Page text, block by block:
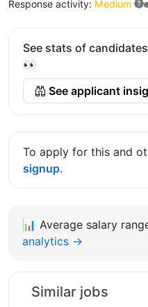
Response activity: Medium
See stats of
👀
See applicant
To apply for this and
signup.
📊 Average salary
analytics →
Similar jobs